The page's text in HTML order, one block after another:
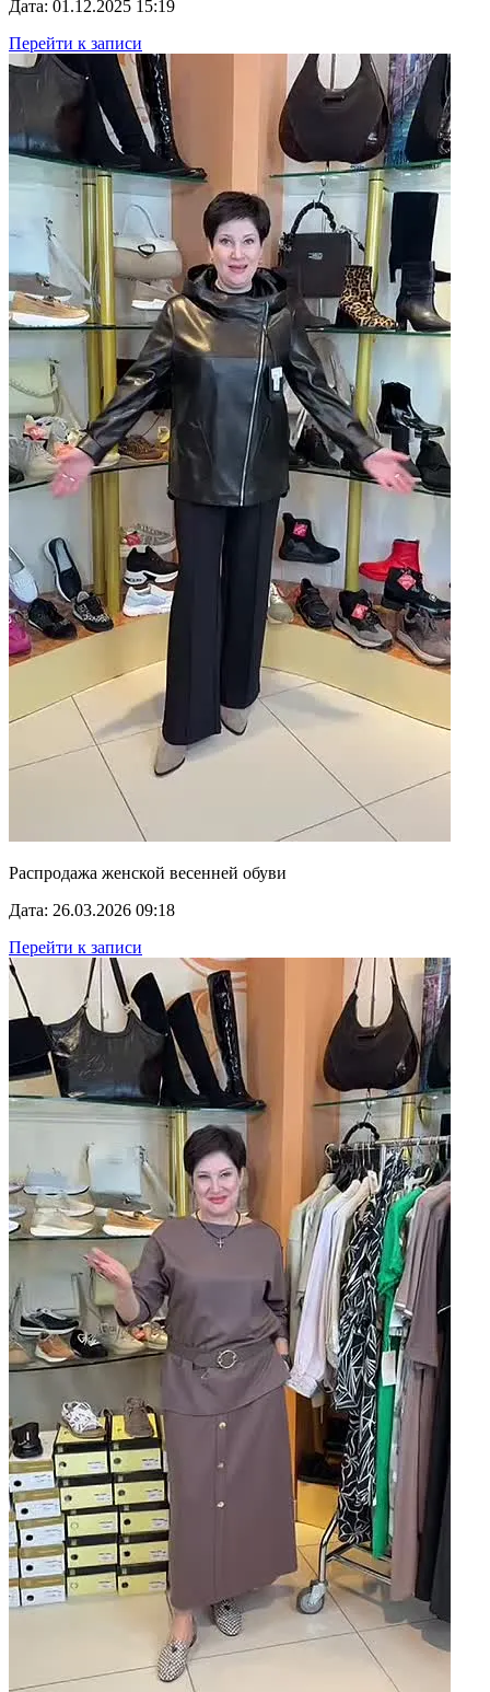
Дата: 01.12.2025 15:19
Перейти к записи
Распродажа женской весенней обуви
Дата: 26.03.2026 09:18
Перейти к записи